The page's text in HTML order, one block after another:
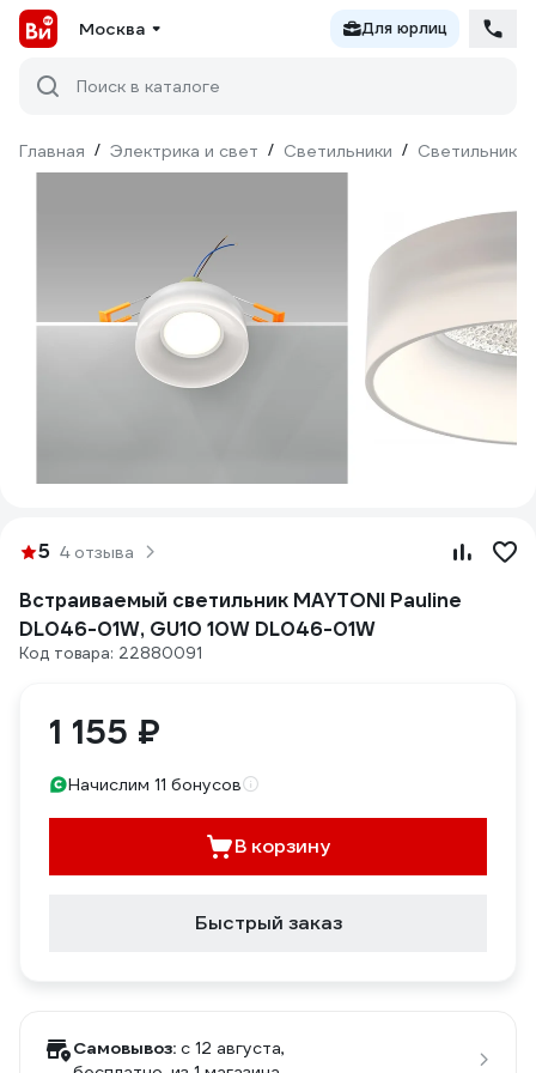
Москва Для юрлиц
Поиск в каталоге
Главная / Электрика и свет / Светильники / Светильники
5 4 отзыва
Встраиваемый светильник MAYTONI Pauline
DL046-01W, GU10 10W DL046-01W
Код товара: 22880091
1 155 ₽
Начислим 11 бонусов
В корзину
Быстрый заказ
Самовывоз: c 12 августа,